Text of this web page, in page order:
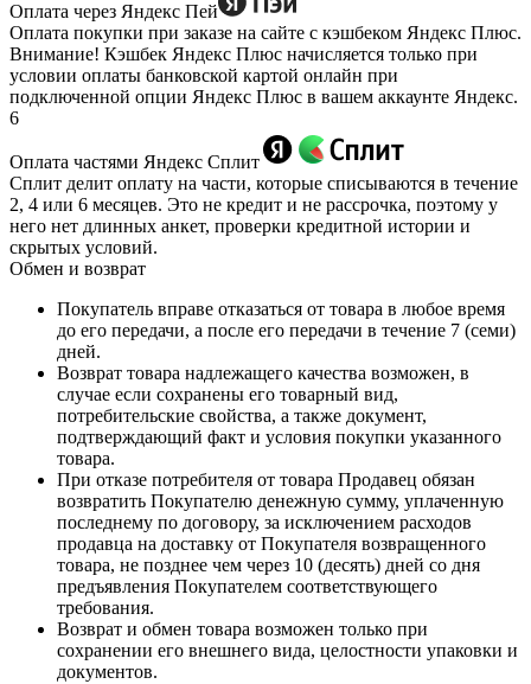
Оплата через Яндекс Пей
Оплата покупки при заказе на сайте с кэшбеком Яндекс Плюс.
Внимание! Кэшбек Яндекс Плюс начисляется только при
условии оплаты банковской картой онлайн при
подключенной опции Яндекс Плюс в вашем аккаунте Яндекс.
6
Оплата частями Яндекс Сплит
Сплит делит оплату на части, которые списываются в течение
2, 4 или 6 месяцев. Это не кредит и не рассрочка, поэтому у
него нет длинных анкет, проверки кредитной истории и
скрытых условий.
Обмен и возврат
Покупатель вправе отказаться от товара в любое время
до его передачи, а после его передачи в течение 7 (семи)
дней.
Возврат товара надлежащего качества возможен, в
случае если сохранены его товарный вид,
потребительские свойства, а также документ,
подтверждающий факт и условия покупки указанного
товара.
При отказе потребителя от товара Продавец обязан
возвратить Покупателю денежную сумму, уплаченную
последнему по договору, за исключением расходов
продавца на доставку от Покупателя возвращенного
товара, не позднее чем через 10 (десять) дней со дня
предъявления Покупателем соответствующего
требования.
Возврат и обмен товара возможен только при
сохранении его внешнего вида, целостности упаковки и
документов.